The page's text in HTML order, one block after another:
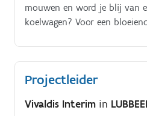
mouwen en word je blij van
koelwagen? Voor een
Lubbeek zoeken we een
alleen een stuurman. Jij
horeca en lokale winkels
Een fysieke uitdaging met
Projectleider
Vivaldis Interim in